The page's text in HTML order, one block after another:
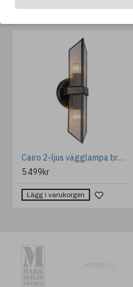
Cairo 2-ljus vägglampa brons/klar 38,5 cm
5 499kr
Lägg i varukorgen